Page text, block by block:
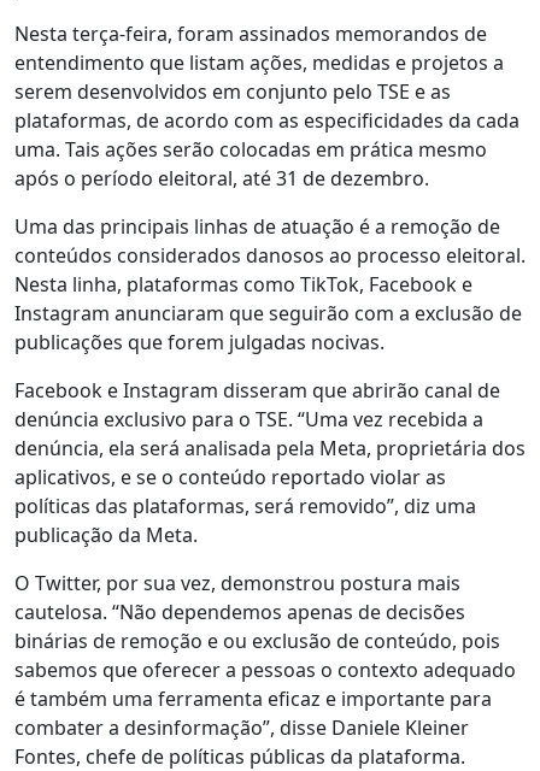
Nesta terça-feira, foram assinados memorandos de
entendimento que listam ações, medidas e projetos a
serem desenvolvidos em conjunto pelo TSE e as
plataformas, de acordo com as especificidades da cada
uma. Tais ações serão colocadas em prática mesmo
após o período eleitoral, até 31 de dezembro.
Uma das principais linhas de atuação é a remoção de
conteúdos considerados danosos ao processo eleitoral.
Nesta linha, plataformas como TikTok, Facebook e
Instagram anunciaram que seguirão com a exclusão de
publicações que forem julgadas nocivas.
Facebook e Instagram disseram que abrirão canal de
denúncia exclusivo para o TSE. “Uma vez recebida a
denúncia, ela será analisada pela Meta, proprietária dos
aplicativos, e se o conteúdo reportado violar as
políticas das plataformas, será removido”, diz uma
publicação da Meta.
O Twitter, por sua vez, demonstrou postura mais
cautelosa. “Não dependemos apenas de decisões
binárias de remoção e ou exclusão de conteúdo, pois
sabemos que oferecer a pessoas o contexto adequado
é também uma ferramenta eficaz e importante para
combater a desinformação”, disse Daniele Kleiner
Fontes, chefe de políticas públicas da plataforma.